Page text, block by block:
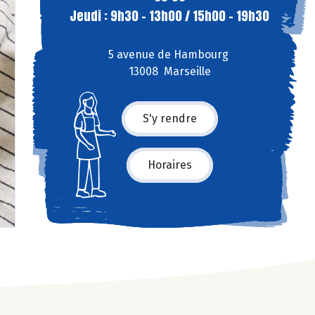
Jeudi : 9h30 - 13h00 / 15h00 - 19h30
5 avenue de Hambourg
13008 Marseille
S'y rendre
Horaires